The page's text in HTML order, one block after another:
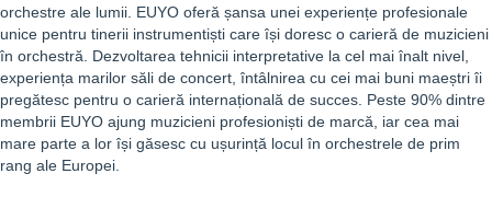
orchestre ale lumii. EUYO oferă șansa unei experiențe profesionale
unice pentru tinerii instrumentiști care își doresc o carieră de muzicieni
în orchestră. Dezvoltarea tehnicii interpretative la cel mai înalt nivel,
experiența marilor săli de concert, întâlnirea cu cei mai buni maeștri îi
pregătesc pentru o carieră internațională de succes. Peste 90% dintre
membrii EUYO ajung muzicieni profesioniști de marcă, iar cea mai
mare parte a lor își găsesc cu ușurință locul în orchestrele de prim
rang ale Europei.